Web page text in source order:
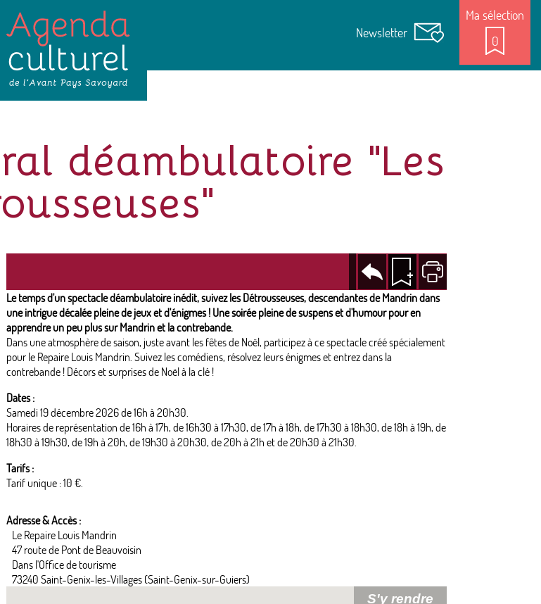
Newsletter
Ma sélection
0
déambulatoire "Les
Revenir
à la
page
Ajouter
à la
sélection
Imprimer
Le temps d'un spectacle déambulatoire inédit, suivez les Détrousseuses, descendantes de Mandrin dans
une intrigue décalée pleine de jeux et d'énigmes ! Une soirée pleine de suspens et d'humour pour en
apprendre un peu plus sur Mandrin et la contrebande.
Dans une atmosphère de saison, juste avant les fêtes de Noël, participez à ce spectacle créé spécialement
pour le Repaire Louis Mandrin. Suivez les comédiens, résolvez leurs énigmes et entrez dans la
contrebande ! Décors et surprises de Noël à la clé !
Dates :
Samedi 19 décembre 2026 de 16h à 20h30.
Horaires de représentation de 16h à 17h, de 16h30 à 17h30, de 17h à 18h, de 17h30 à 18h30, de 18h à 19h, de
18h30 à 19h30, de 19h à 20h, de 19h30 à 20h30, de 20h à 21h et de 20h30 à 21h30.
Tarifs :
Tarif unique : 10 €.
Adresse & Accès :
Le Repaire Louis Mandrin
47 route de Pont de Beauvoisin
Dans l'Office de tourisme
73240 Saint-Genix-les-Villages (Saint-Genix-sur-Guiers)